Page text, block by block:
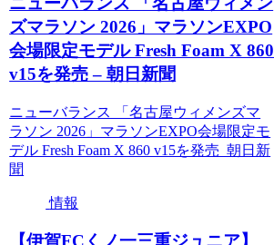
ズマラソン 2026」マラソンEXPO
会場限定モデル Fresh Foam X 860
v15を発売 – 朝日新聞
ニューバランス 「名古屋ウィメンズマ
ラソン 2026」マラソンEXPO会場限定モ
デル Fresh Foam X 860 v15を発売 朝日新
聞
情報
【伊賀FCくノ一三重ジュニア】